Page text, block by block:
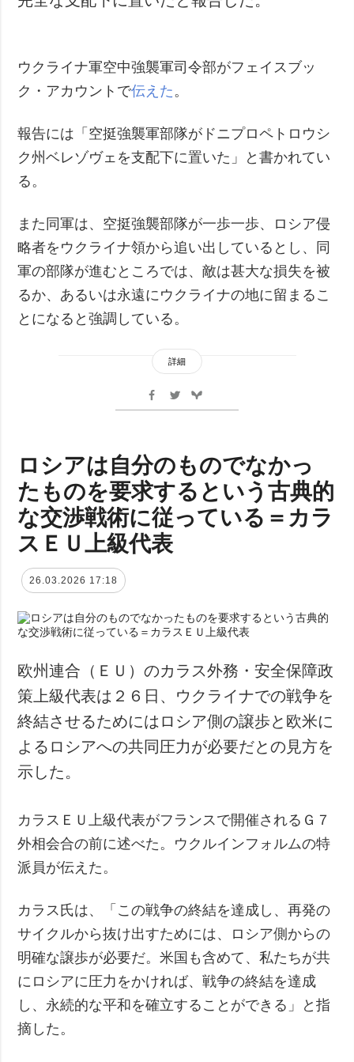
ウクライナ軍空中強襲軍司令部がフェイスブッ
ク・アカウントで伝えた 。
報告には「空挺強襲軍部隊がドニプロペトロウシ
ク州ベレゾヴェを支配下に置いた」と書かれてい
る。
また同軍は、空挺強襲部隊が一歩一歩、ロシア侵
略者をウクライナ領から追い出しているとし、同
軍の部隊が進むところでは、敵は甚大な損失を被
るか、あるいは永遠にウクライナの地に留まるこ
とになると強調している。
詳細
ロシアは自分のものでなかっ
たものを要求するという古典的
な交渉戦術に従っている＝カラ
スＥＵ上級代表
26.03.2026 17:18
欧州連合（ＥＵ）のカラス外務・安全保障政
策上級代表は２６日、ウクライナでの戦争を
終結させるためにはロシア側の譲歩と欧米に
よるロシアへの共同圧力が必要だとの見方を
示した。
カラスＥＵ上級代表がフランスで開催されるＧ７
外相会合の前に述べた。ウクルインフォルムの特
派員が伝えた。
カラス氏は、「この戦争の終結を達成し、再発の
サイクルから抜け出すためには、ロシア側からの
明確な譲歩が必要だ。米国も含めて、私たちが共
にロシアに圧力をかければ、戦争の終結を達成
し、永続的な平和を確立することができる」と指
摘した。